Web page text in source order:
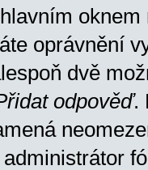
oknem
oprávnění
dvě
odpověď.